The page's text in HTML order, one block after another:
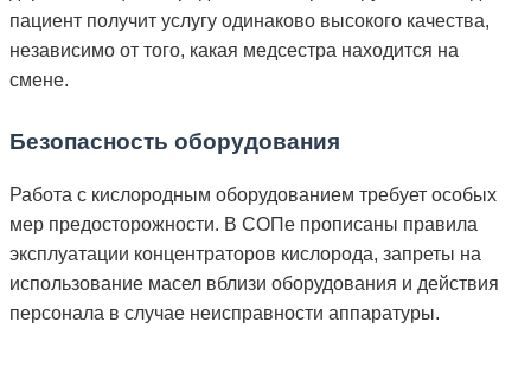
пациент получит услугу одинаково высокого качества,
независимо от того, какая медсестра находится на
смене.
Безопасность оборудования
Работа с кислородным оборудованием требует особых
мер предосторожности. В СОПе прописаны правила
эксплуатации концентраторов кислорода, запреты на
использование масел вблизи оборудования и действия
персонала в случае неисправности аппаратуры.